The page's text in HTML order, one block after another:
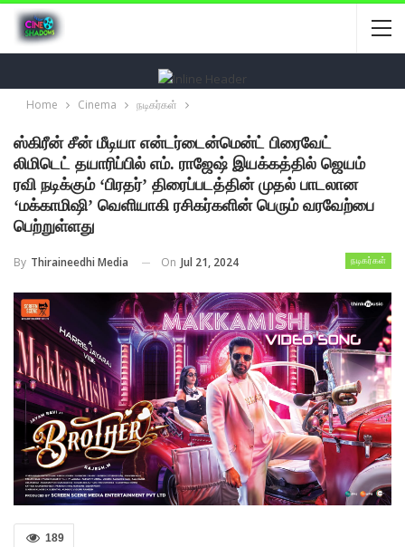
Home Cinema நடிகர்கள்
ஸ்கிரீன் சீன் மீடியா என்டர்டைன்மென்ட் பிரைவேட்
லிமிடெட் தயாரிப்பில் எம். ராஜேஷ் இயக்கத்தில் ஜெயம்
ரவி நடிக்கும் ‘பிரதர்’ திரைப்படத்தின் முதல் பாடலான
‘மக்காமிஷி’ வெளியாகி ரசிகர்களின் பெரும் வரவேற்பை
பெற்றுள்ளது
நடிகர்கள்
By Thiraineedhi Media On Jul 21, 2024
189